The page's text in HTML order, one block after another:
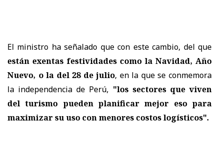
El ministro ha señalado que con este cambio, del que
están exentas festividades como la Navidad, Año
Nuevo, o la del 28 de julio, en la que se conmemora
la independencia de Perú, "los sectores que viven
del turismo pueden planificar mejor eso para
maximizar su uso con menores costos logísticos".